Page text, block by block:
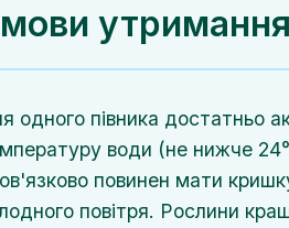
утримання
одного півника достатньо
води (не нижче
повинен мати
повітря. Рослини